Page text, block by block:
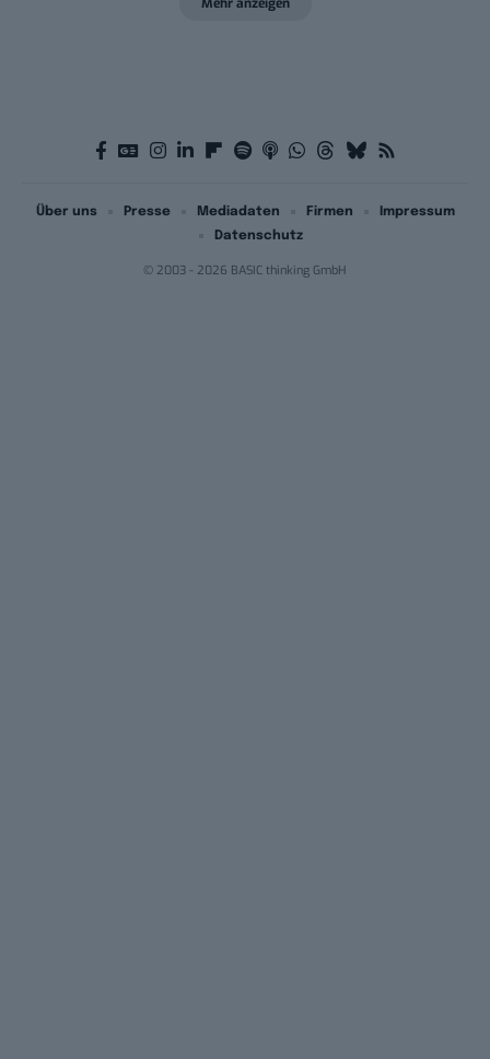
© 2003 - 2026 BASIC thinking GmbH
Über uns Presse Mediadaten Firmen
Impressum
Datenschutz